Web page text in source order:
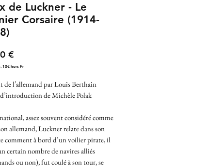
de Luckner - Le
Corsaire (1914-
€Prix
10€ hors Fr
de l’allemand par Louis Berthain
de Michèle Polak
assez souvent considéré comme
allemand, Luckner relate dans son
comment à bord d’un voilier pirate, il
certain nombre de navires alliés
ou non), fut coulé à son tour, se